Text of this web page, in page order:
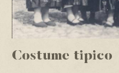
Costume tipico